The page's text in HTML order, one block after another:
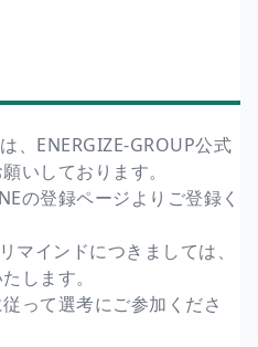
、ENERGIZE-GROUP公式
いしております。
の登録ページよりご登録く
マインドにつきましては、
します。
って選考にご参加くださ